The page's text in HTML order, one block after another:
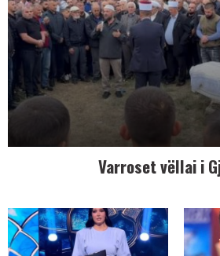
Varroset vëllai i